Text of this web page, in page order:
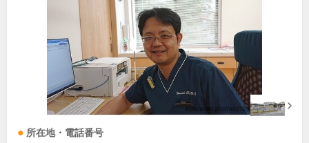
所在地・電話番号